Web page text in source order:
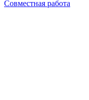
Совместная работа